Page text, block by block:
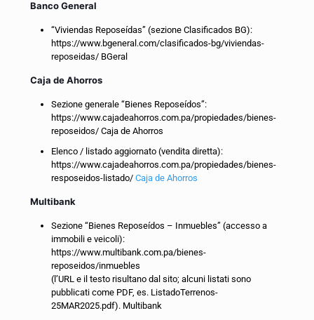
Banco General
“Viviendas Reposeídas” (sezione Clasificados BG):
https://www.bgeneral.com/clasificados-bg/viviendas-
reposeidas/ BGeral
Caja de Ahorros
Sezione generale “Bienes Reposeídos”:
https://www.cajadeahorros.com.pa/propiedades/bienes-
reposeidos/ Caja de Ahorros
Elenco / listado aggiornato (vendita diretta):
https://www.cajadeahorros.com.pa/propiedades/bienes-
resposeidos-listado/ Caja de Ahorros
Multibank
Sezione “Bienes Reposeídos – Inmuebles” (accesso a
immobili e veicoli):
https://www.multibank.com.pa/bienes-
reposeidos/inmuebles
(l’URL e il testo risultano dal sito; alcuni listati sono
pubblicati come PDF, es. ListadoTerrenos-
25MAR2025.pdf). Multibank